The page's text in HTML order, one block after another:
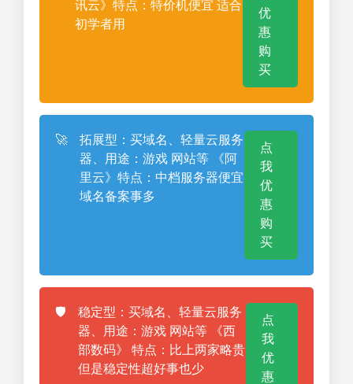
讯云》特点：特价机便宜 适合
初学者用
优
惠
购
买
🚀
拓展型：买域名、轻量云服务
器、用途：游戏 网站等 《阿
里云》特点：中档服务器便宜
域名备案事多
点
我
优
惠
购
买
🛡️
稳定型：买域名、轻量云服务
器、用途：游戏 网站等 《西
部数码》 特点：比上两家略贵
但是稳定性超好事也少
点
我
优
惠